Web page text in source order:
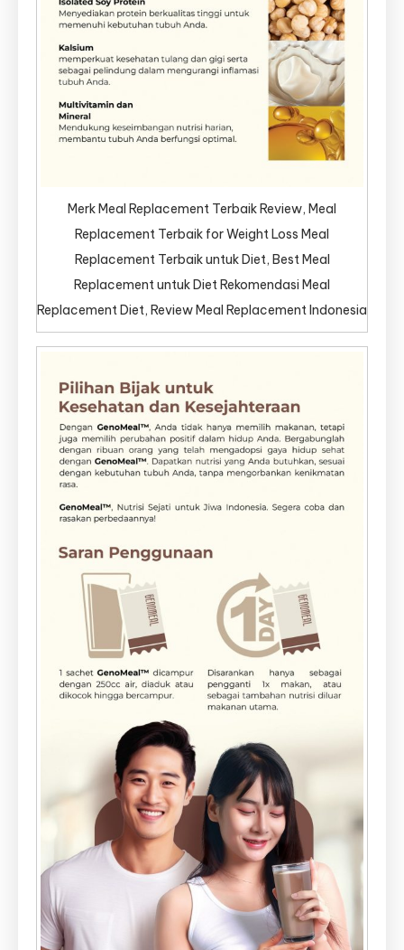
Merk Meal Replacement Terbaik Review, Meal
Replacement Terbaik for Weight Loss Meal
Replacement Terbaik untuk Diet, Best Meal
Replacement untuk Diet Rekomendasi Meal
Replacement Diet, Review Meal Replacement Indonesia